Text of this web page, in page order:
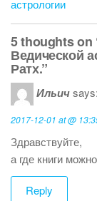
k
астрологии
5 thoughts on
Ведической
Ратх.”
Ильичsays:
2017-12-01 at @
Здравствуйте,
а где книги
Reply